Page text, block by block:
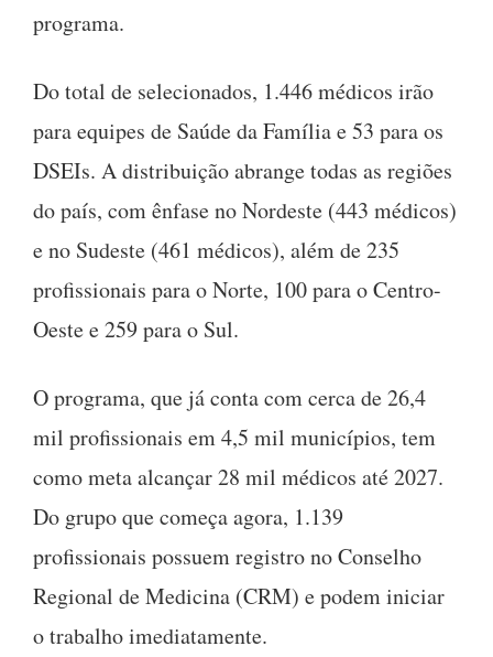
programa.
Do total de selecionados, 1.446 médicos irão
para equipes de Saúde da Família e 53 para os
DSEIs. A distribuição abrange todas as regiões
do país, com ênfase no Nordeste (443 médicos)
e no Sudeste (461 médicos), além de 235
profissionais para o Norte, 100 para o Centro-
Oeste e 259 para o Sul.
O programa, que já conta com cerca de 26,4
mil profissionais em 4,5 mil municípios, tem
como meta alcançar 28 mil médicos até 2027.
Do grupo que começa agora, 1.139
profissionais possuem registro no Conselho
Regional de Medicina (CRM) e podem iniciar
o trabalho imediatamente.